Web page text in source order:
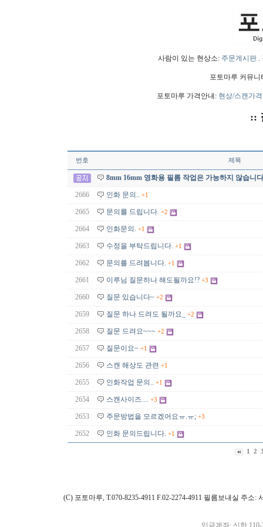
사람이 있는 현상소: 주문게시판.
포토마루 커뮤
포토마루 가격안내: 현상/스캔가격
::
번호 제목
8mm 16mm 영화용 필름 작업은 가능하지 않습니
2666 인화 문의.. +1
2665 문의를 드립니다. +2
2664 인화문의. +1
2663 수정을 부탁드립니다. +1
2662 문의를 드려봅니다. +1
2661 이루님 질문하나 해도될까요!? +3
2660 질문 있습니다~ +2
2659 질문 하나 드려도 될까요_ +2
2658 질문 드려요~~~ +2
2657 질문이요~ +1
2656 스캔 해상도 관련 +1
2655 인화작업 문의.. +1
2654 스캔사이즈.... +3
2653 주문방법을 모르겠어요ㅠ.ㅠ; +3
2652 인화 문의드립니다. +1
1 2
(C) 포토마루, T.070-8235-4911 F.02-2274-4911 필름보내실 주
입금계좌: 신한